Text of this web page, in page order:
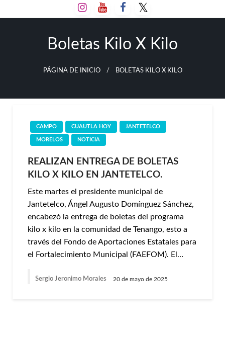
al
Boletas Kilo X Kilo
PÁGINA DE INICIO BOLETAS KILO X KILO
CAMPO CUAUTLA HOY JANTETELCO
MORELOS NOTICIA
REALIZAN ENTREGA DE BOLETAS
KILO X KILO EN JANTETELCO.
Este martes el presidente municipal de
Jantetelco, Ángel Augusto Domínguez Sánchez,
encabezó la entrega de boletas del programa
kilo x kilo en la comunidad de Tenango, esto a
través del Fondo de Aportaciones Estatales para
el Fortalecimiento Municipal (FAEFOM). El…
Sergio Jeronimo Morales 20 de mayo de 2025